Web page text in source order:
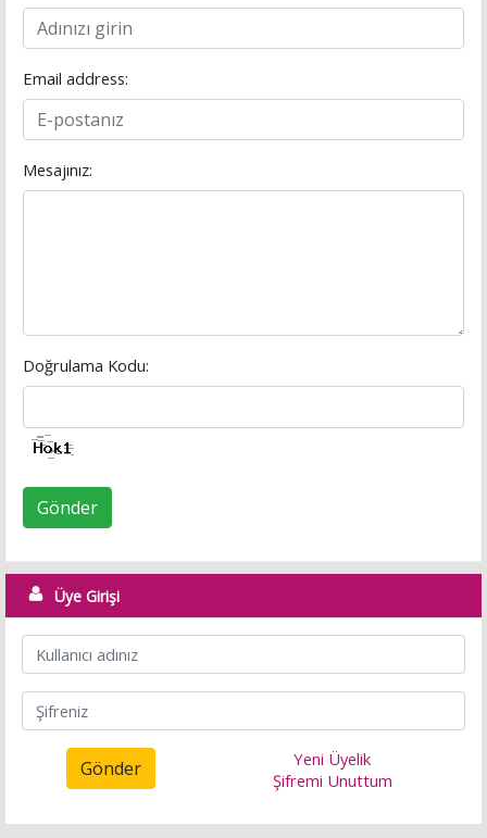
Email address:
Mesajınız:
Doğrulama Kodu:
Gönder
Üye Girişi
Gönder
Yeni Üyelik
Şifremi Unuttum